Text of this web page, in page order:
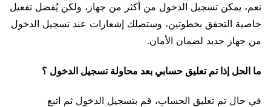
نعم، يمكن تسجيل الدخول من أكثر من جهاز، ولكن يُفضل تفعيل
خاصية التحقق بخطوتين، وستصلك إشعارات عند تسجيل الدخول
من جهاز جديد لضمان الأمان.
ما الحل إذا تم تعليق حسابي بعد محاولة تسجيل الدخول ؟
في حال تم تعليق الحساب، قم بتسجيل الدخول ثم اتبع